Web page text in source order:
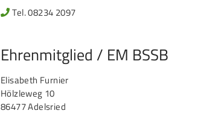
Tel. 08234 2097
Ehrenmitglied / EM BSSB
Elisabeth Furnier
Hölzleweg 10
86477 Adelsried